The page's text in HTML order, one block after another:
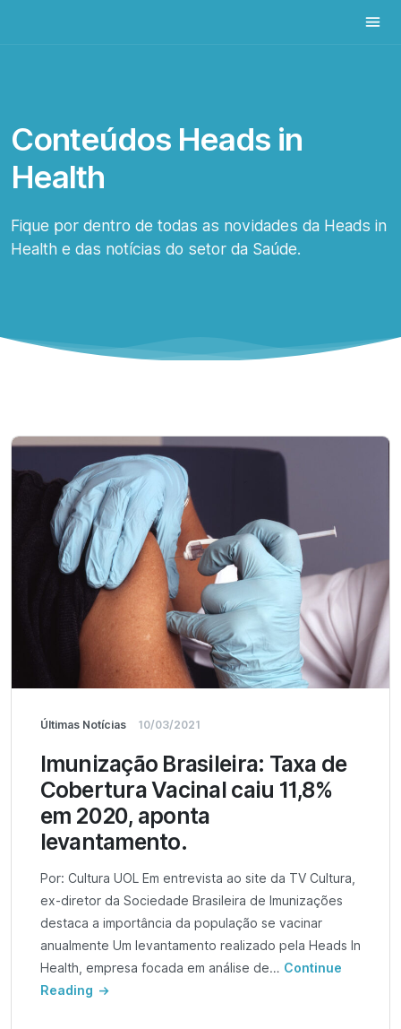
Conteúdos Heads in
Health
Fique por dentro de todas as novidades da Heads in
Health e das notícias do setor da Saúde.
Últimas Notícias 10/03/2021
Imunização Brasileira: Taxa de
Cobertura Vacinal caiu 11,8%
em 2020, aponta
levantamento.
Por: Cultura UOL Em entrevista ao site da TV Cultura,
ex-diretor da Sociedade Brasileira de Imunizações
destaca a importância da população se vacinar
anualmente Um levantamento realizado pela Heads In
Health, empresa focada em análise de… Continue
Reading